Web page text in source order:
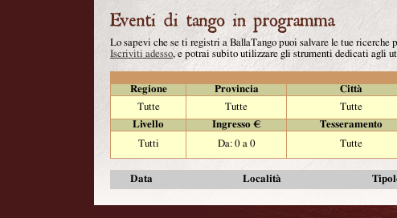
Lo sapevi che se ti registri a BallaTango puoi salvare le tue ricerche
Iscriviti adesso, e potrai subito utilizzare gli strumenti dedicati agli
Regione
Provincia Città
Tutte
Tutte Tutte
Livello
Ingresso €
Tesseramento
Tutti
Da: 0 a 0 Tutte
Data Località